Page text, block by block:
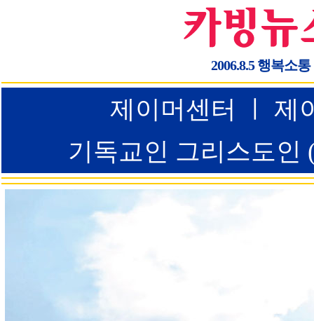
2006.8.5 행복소통
제이머센터 ㅣ 제
기독교인 그리스도인